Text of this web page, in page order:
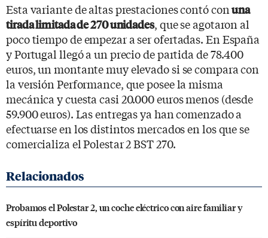
Esta variante de altas prestaciones contó conuna
tirada limitada de 270 unidades, que se agotaron al
poco tiempo de empezar a ser ofertadas. En España
y Portugal llegó a un precio de partida de 78.400
euros, un montante muy elevado si se compara con
la versión Performance, que posee la misma
mecánica y cuesta casi 20.000 euros menos (desde
59.900 euros). Las entregas ya han comenzado a
efectuarse en los distintos mercados en los que se
comercializa el Polestar 2 BST 270.
Probamos el Polestar 2, un coche eléctrico con aire familiar y
espíritu deportivo